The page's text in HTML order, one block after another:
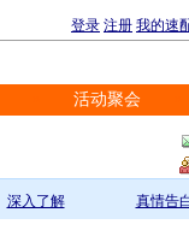
登录 注册 我的速
活动聚会
深入了解 真情告